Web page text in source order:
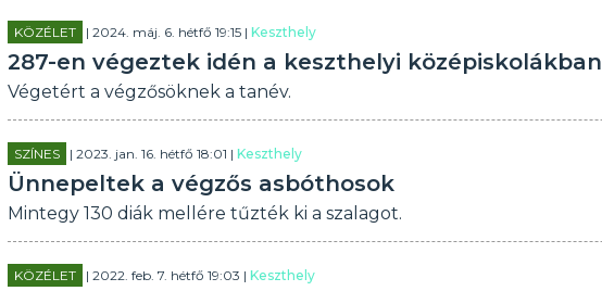
KÖZÉLET | 2024. máj. 6. hétfő 19:15 | Keszthely
287-en végeztek idén a keszthelyi középiskolákban
Végetért a végzősöknek a tanév.
SZÍNES | 2023. jan. 16. hétfő 18:01 | Keszthely
Ünnepeltek a végzős asbóthosok
Mintegy 130 diák mellére tűzték ki a szalagot.
KÖZÉLET | 2022. feb. 7. hétfő 19:03 | Keszthely